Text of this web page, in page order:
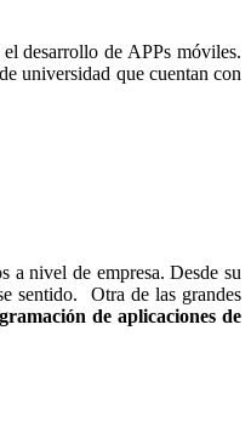
desarrollo de APPs móviles.
universidad que cuentan con
a nivel de empresa. Desde su
sentido. Otra de las grandes
de aplicaciones de